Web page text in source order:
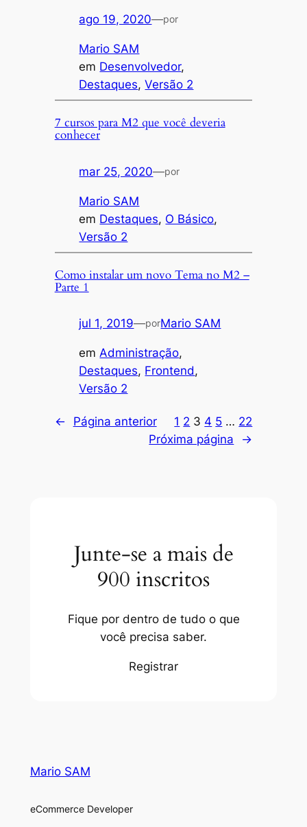
ago 19, 2020—por
Mario SAM
em Desenvolvedor
Destaques, Versão 2
7 cursos para M2 que você deveria
conhecer
mar 25, 2020—por
Mario SAM
em Destaques, O Básico
Versão 2
Como instalar um novo Tema no M2 –
Parte 1
jul 1, 2019—porMario SAM
emAdministração
Destaques, Frontend
Versão 2
← Página anterior 1 2 3 4 5 … 22
Próxima página
→
Junte-se a mais de
900 inscritos
Fique por dentro de tudo o que
você precisa saber.
Registrar
Mario SAM
eCommerce Developer